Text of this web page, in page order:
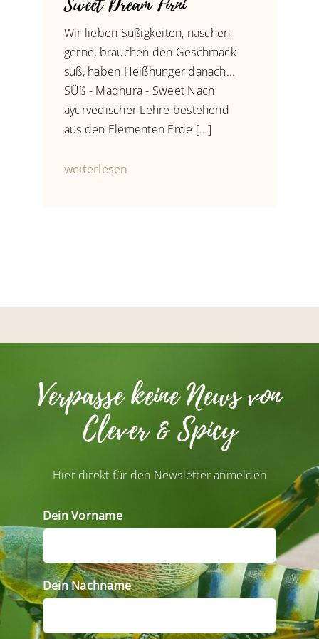
Wir lieben Süßigkeiten, naschen
gerne, brauchen den Geschmack
süß, haben Heißhunger danach...
SÜß - Madhura - Sweet Nach
ayurvedischer Lehre bestehend
aus den Elementen Erde [...]
weiterlesen
Verpasse keine News von
Clever & Spicy
Hier direkt für den Newsletter anmelden
Dein Vorname
Dein Nachname